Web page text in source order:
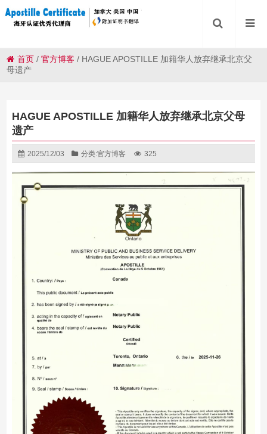
首页 /官方博客 / HAGUE APOSTILLE 加籍华人放弃继承北京父
母遗产
HAGUE APOSTILLE 加籍华人放弃继承北京父母
遗产
2025/12/03 分类:官方博客 325